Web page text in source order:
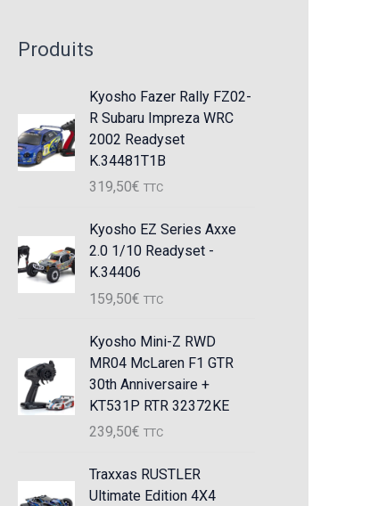
Produits
Kyosho Fazer Rally FZ02-
R Subaru Impreza WRC
2002 Readyset
K.34481T1B
319,50€ TTC
Kyosho EZ Series Axxe
2.0 1/10 Readyset -
K.34406
159,50€ TTC
Kyosho Mini-Z RWD
MR04 McLaren F1 GTR
30th Anniversaire +
KT531P RTR 32372KE
239,50€ TTC
Traxxas RUSTLER
Ultimate Edition 4X4